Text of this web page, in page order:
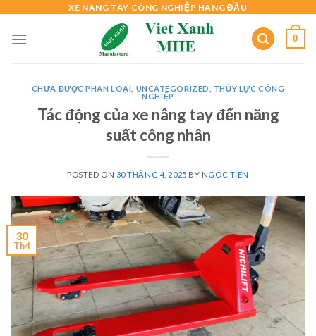
content
XE NÂNG TAY CÔNG NGHIỆP HÀNG ĐẦU
0
CHƯA ĐƯỢC PHÂN LOẠI UNCATEGORIZED
THỦY LỰC CÔNG
NGHIỆP
Tác động của xe nâng tay đến năng
suất công nhân
POSTED ON 30 THÁNG 4, 2025 BY NGOC TIEN
30
Th4